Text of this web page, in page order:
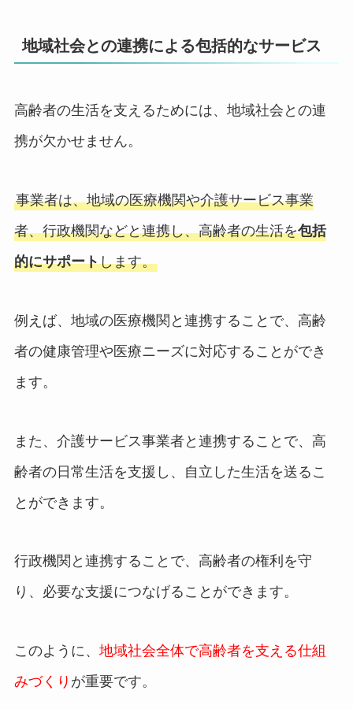
地域社会との連携による包括的なサービス
高齢者の生活を支えるためには、地域社会との連
携が欠かせません。
事業者は、地域の医療機関や介護サービス事業
者、行政機関などと連携し、高齢者の生活を包括
的にサポートします。
例えば、地域の医療機関と連携することで、高齢
者の健康管理や医療ニーズに対応することができ
ます。
また、介護サービス事業者と連携することで、高
齢者の日常生活を支援し、自立した生活を送るこ
とができます。
行政機関と連携することで、高齢者の権利を守
り、必要な支援につなげることができます。
このように、 地域社会全体で高齢者を支える仕組
みづくり が重要です。